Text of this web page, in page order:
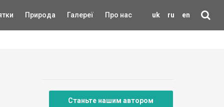
uk ru en
Природа Галереї Про нас
Станьте нашим автором